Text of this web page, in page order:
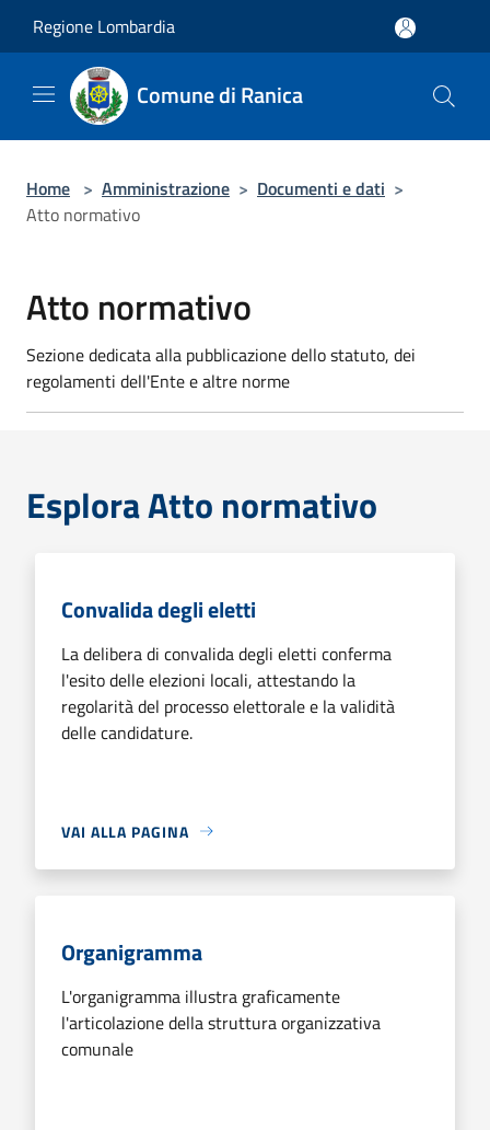
Regione Lombardia
Comune di Ranica
Home > Amministrazione > Documenti e dati >
Atto normativo
Atto normativo
Sezione dedicata alla pubblicazione dello statuto, dei
regolamenti dell'Ente e altre norme
Esplora Atto normativo
Convalida degli eletti
La delibera di convalida degli eletti conferma
l'esito delle elezioni locali, attestando la
regolarità del processo elettorale e la validità
delle candidature.
VAI ALLA PAGINA
Organigramma
L'organigramma illustra graficamente
l'articolazione della struttura organizzativa
comunale